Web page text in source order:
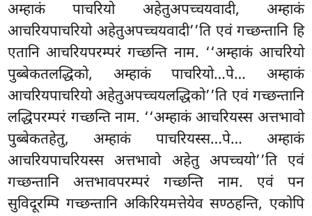
अम्हाकं पाचरियो अहेतुअपच्चयवादी, अम्हाकं
आचरियपाचरियो अहेतुअपच्चयवादी’’ति एवं गच्छन्तानि हि
एतानि आचरियपरम्परं गच्छन्ति नाम. ‘‘अम्हाकं आचरियो
पुब्बेकतलद्धिको, अम्हाकं पाचरियो…पे… अम्हाकं
आचरियपाचरियो अहेतुअपच्चयलद्धिको’’ति एवं गच्छन्तानि
लद्धिपरम्परं गच्छन्ति नाम. ‘‘अम्हाकं आचरियस्स अत्तभावो
पुब्बेकतहेतु, अम्हाकं पाचरियस्स…पे… अम्हाकं
आचरियपाचरियस्स अत्तभावो अहेतु अपच्चयो’’ति एवं
गच्छन्तानि अत्तभावपरम्परं गच्छन्ति नाम. एवं पन
सुविदूरम्पि गच्छन्तानि अकिरियमत्तेयेव सण्ठहन्ति, एकोपि